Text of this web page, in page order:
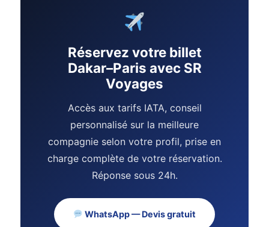
Réservez votre billet
Dakar–Paris avec SR
Voyages
Accès aux tarifs IATA, conseil
personnalisé sur la meilleure
compagnie selon votre profil, prise en
charge complète de votre réservation.
Réponse sous 24h.
WhatsApp — Devis gratuit
Assistant SR Voyages